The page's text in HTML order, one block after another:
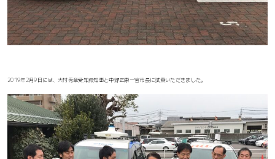
2019年2月9日には、大村秀章愛知県知事と中野正康一宮市長に試乗いただきました。